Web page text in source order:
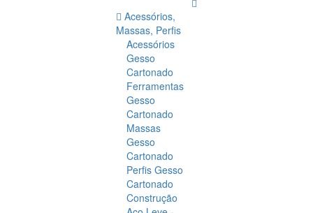
Acessórios,
Massas, Perfis
Acessórios
Gesso
Cartonado
Ferramentas
Gesso
Cartonado
Massas
Gesso
Cartonado
Perfis Gesso
Cartonado
Construção